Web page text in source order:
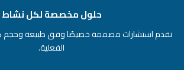
حلول مخصصة لكل نشاط
نقدم استشارات مصممة خصيصًا وفق طبيعة وحجم كل
الفعلية.